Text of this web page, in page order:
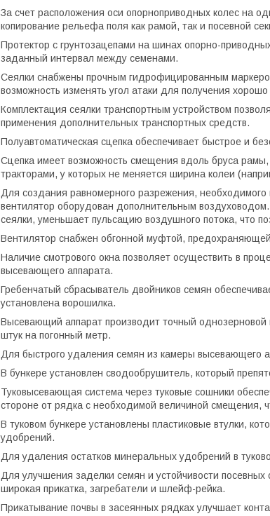
За счет расположения оси опорноприводных колес на
копирование рельефа поля как рамой, так и посевной
Протектор с грунтозацепами на шинах опорно-
заданный интервал между семенами.
Сеялки снабжены прочным гидрофицированным
возможность изменять угол атаки для получения
Комплектация сеялки транспортным устройством
применения дополнительных транспортных средств.
Полуавтоматическая сцепка обеспечивает быстрое и
Сцепка имеет возможность смещения вдоль бруса
тракторами, у которых не меняется ширина колеи
Для создания равномерного разрежения,
вентилятор оборудован дополнительным
сеялки, уменьшает пульсацию воздушного потока, что
Вентилятор снабжен обгонной муфтой,
Наличие смотрового окна позволяет осуществить в
высевающего аппарата.
Гребенчатый сбрасыватель двойников семян
установлена ворошилка.
Высевающий аппарат производит точный однозерновой
штук на погонный метр.
Для быстрого удаления семян из камеры высевающего
В бункере установлен сводообрушитель, который
Туковысевающая система через туковые сошники
стороне от рядка с необходимой величиной смещения,
В туковом бункере установлены пластиковые втулки,
удобрений.
Для удаления остатков минеральных удобрений в
Для улучшения заделки семян и устойчивости
широкая прикатка, загребатели и шлейф-рейка.
Прикатывание почвы в засеянных рядках улучшает